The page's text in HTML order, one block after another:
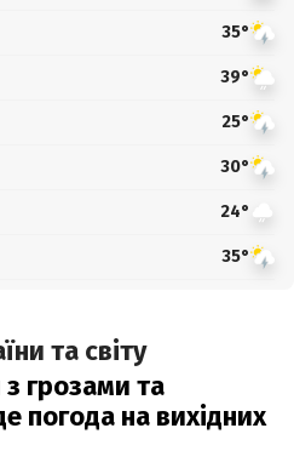
35°
39°
25°
30°
24°
35°
та світу
грозами та
погода на вихідних